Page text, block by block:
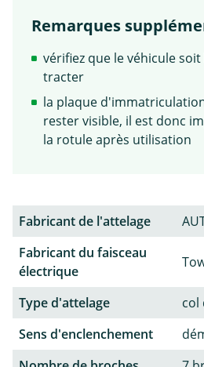
Remarques
vérifiez que le véhicule
tracter
la plaque
rester visible, il est donc
la rotule après utilisation
Fabricant de l'attelage
Fabricant du faisceau
électrique
Type d'attelage
col
Sens d'enclenchement